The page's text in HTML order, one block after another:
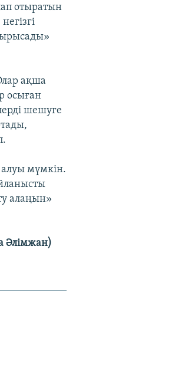
отыратын
ақша
осыған
шешуге
мүмкін.
алаңын»
Әлімжан)